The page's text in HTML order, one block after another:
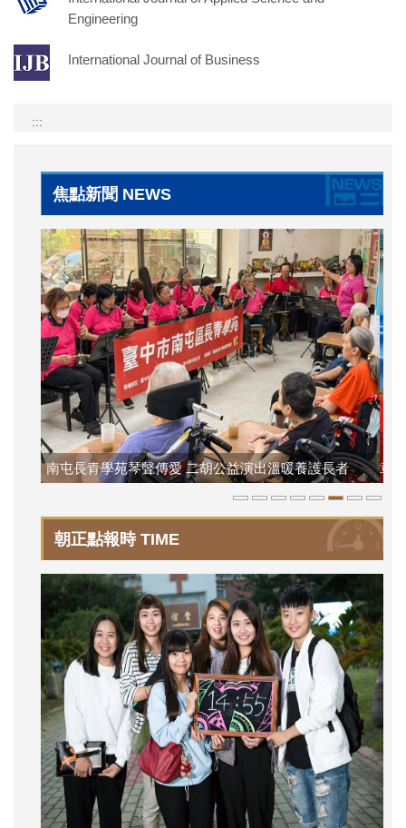
Engineering
International Journal of Business
:::
焦點新聞 NEWS
樂齡學員穿學士服圓夢 朝陽第三人生大學開啟銀髮新篇
章
定
朝正點報時 TIME